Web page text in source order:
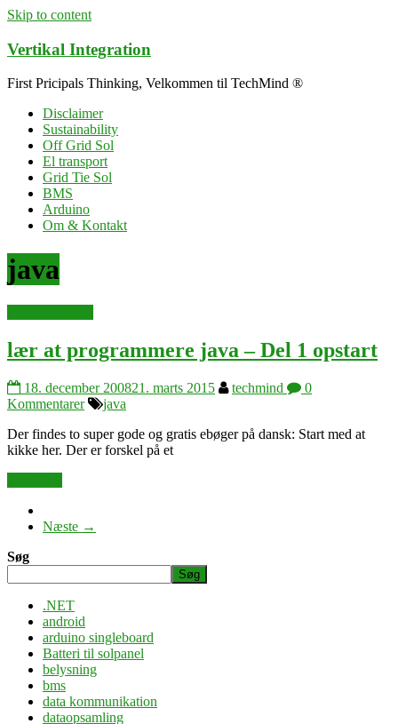
Skip to content
Vertikal Integration
First Pricipals Thinking, Velkommen til TechMind ®
Disclaimer
Sustainability
Off Grid Sol
El transport
Grid Tie Sol
BMS
Arduino
Om & Kontakt
java
lær at programmere java – Del 1 opstart
18. december 200821. marts 2015 techmind
0
Kommentarer
java
Der findes to super gode og gratis ebøger på dansk: Start med at
kikke her. Der er forskel på et
Næste →
Søg
Søg
.NET
android
arduino singleboard
Batteri til solpanel
belysning
bms
data kommunikation
dataopsamling